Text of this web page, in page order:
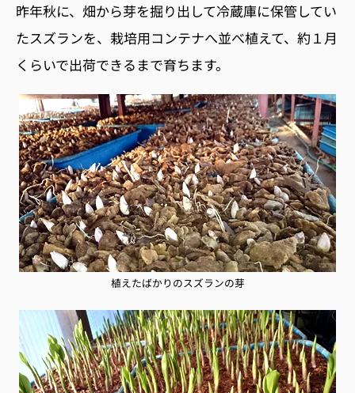
昨年秋に、畑から芽を掘り出して冷蔵庫に保管してい
たスズランを、栽培用コンテナへ並べ植えて、約１月
くらいで出荷できるまで育ちます。
植えたばかりのスズランの芽